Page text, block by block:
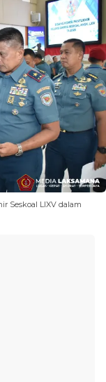
Seskoal LIXV dalam